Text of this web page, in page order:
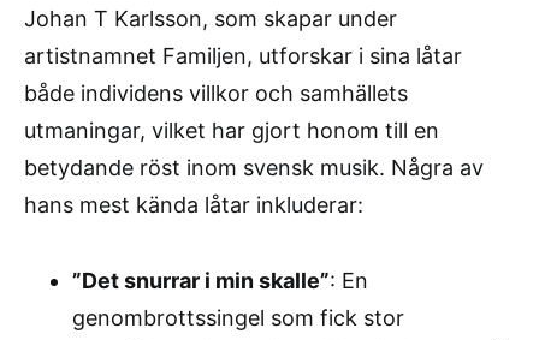
Johan T Karlsson, som skapar under
artistnamnet Familjen, utforskar i sina låtar
både individens villkor och samhällets
utmaningar, vilket har gjort honom till en
betydande röst inom svensk musik. Några av
hans mest kända låtar inkluderar:
”Det snurrar i min skalle”: En
genombrottssingel som fick stor